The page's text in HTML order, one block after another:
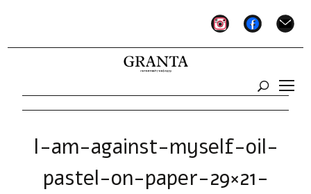
mail
facebook
instagram
I-am-against-myself-oil-
pastel-on-paper-29×21-